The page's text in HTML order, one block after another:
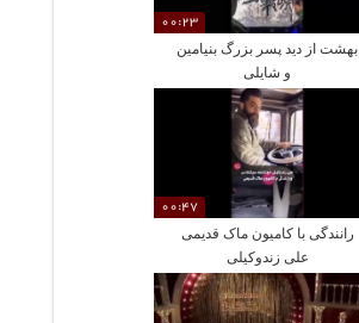
00:23
بهشت از دید پسر بزرگ بنیامین
و شایلی
00:47
رانندگی با کامیون ماک قدیمی
علی زندوکیلی